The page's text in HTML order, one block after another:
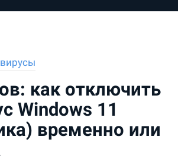
как отключить
Windows 11
временно или